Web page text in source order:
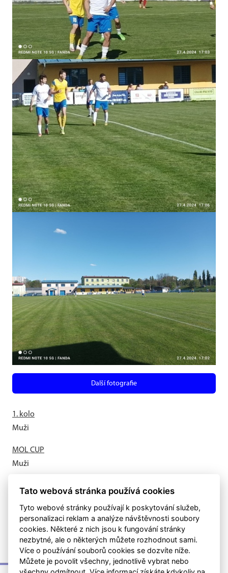
Další fotografie
1. kolo
Muži
MOL CUP
Muži
Letní příprava odstartovala
Tato webová stránka používá cookies
Tyto webové stránky používají k poskytování služeb,
personalizaci reklam a analýze návštěvnosti soubory
cookies. Některé z nich jsou k fungování stránky
nezbytné, ale o některých můžete rozhodnout sami.
Více o používání souborů cookies se dozvíte níže.
Můžete je povolit všechny, jednotlivě vybrat nebo